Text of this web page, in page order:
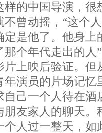
的中国导演，很
曾动摇，“这个
是他了。他身上
那个年代走出
上映后验证。但
演员的片场记忆
己一个人待在酒
友家人的聊天。
人过一整天，如